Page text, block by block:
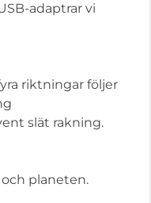
adaptrar vi
riktningar följer
slät rakning.
planeten.